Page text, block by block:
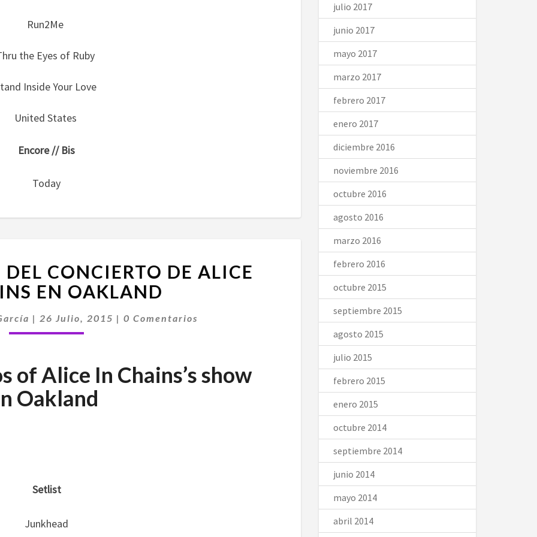
Run2Me
the Eyes of Ruby
Inside Your Love
United States
Encore // Bis
Today
Y
FOTOS
DEL
CONCIERTO
DE
CHAINS
EN
OAKLAND
CONCIERTO DE ALICE
EN OAKLAND
| 26 Julio, 2015 |Comentarios
0 Comentarios
of Alice In Chains’s show
Oakland
Setlist
Junkhead
julio 2017
junio 2017
mayo 2017
marzo 2017
febrero 2017
enero 2017
diciembre 2016
noviembre 2016
octubre 2016
agosto 2016
marzo 2016
febrero 2016
octubre 2015
septiembre 2015
agosto 2015
julio 2015
febrero 2015
enero 2015
octubre 2014
septiembre 2014
junio 2014
mayo 2014
abril 2014